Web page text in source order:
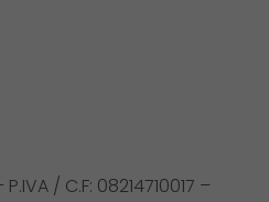
/ C.F: 08214710017 –